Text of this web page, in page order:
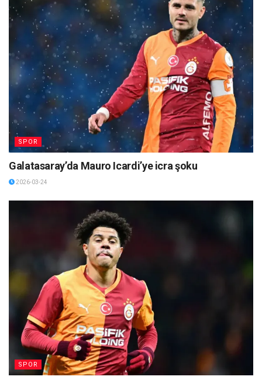
SPOR
Galatasaray’da Mauro Icardi’ye icra şoku
2026-03-24
SPOR